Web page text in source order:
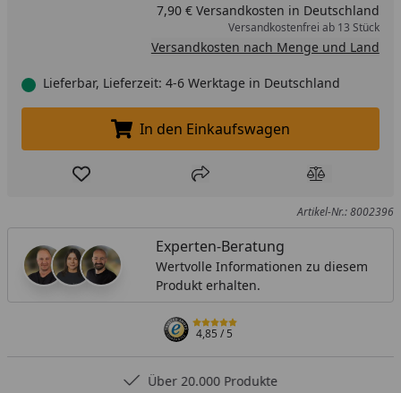
7,90 € Versandkosten in Deutschland
Versandkostenfrei ab 13 Stück
Versandkosten nach Menge und Land
Lieferbar, Lieferzeit: 4-6 Werktage in Deutschland
In den Einkaufswagen legen
In den Einkaufswagen
Produkt zur Wunschliste hinzufügen
Teilen Produkt
Artikel-Nr.: 8002396
Experten-Beratung
Wertvolle Informationen zu diesem
Produkt erhalten.
4,85/ 5
Über 20.000 Produkte